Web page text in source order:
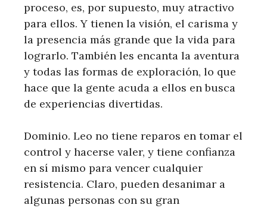
proceso, es, por supuesto, muy atractivo
para ellos. Y tienen la visión, el carisma y
la presencia más grande que la vida para
lograrlo. También les encanta la aventura
y todas las formas de exploración, lo que
hace que la gente acuda a ellos en busca
de experiencias divertidas.
Dominio. Leo no tiene reparos en tomar el
control y hacerse valer, y tiene confianza
en sí mismo para vencer cualquier
resistencia. Claro, pueden desanimar a
algunas personas con su gran